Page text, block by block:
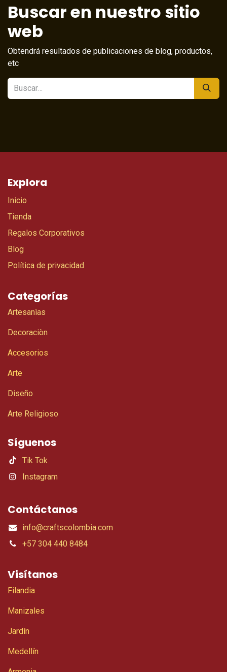
Buscar en nuestro sitio
web
Obtendrá resultados de publicaciones de blog, productos,
etc
Explora
Inicio
Tienda
Regalos Corporativos
Blog
Política de privacidad
Categorías
Artesanìas
Decoraciòn
Accesorios
Arte
Diseño
Arte Religioso
Síguenos
Tik Tok
Instagram
Contáctanos
info@craftscolombia.com
+57 304 440 8484
Visítanos
Filandia
Manizales
Jardín
Medellín